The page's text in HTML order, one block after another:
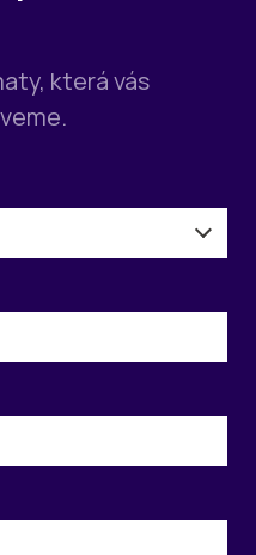
která vás